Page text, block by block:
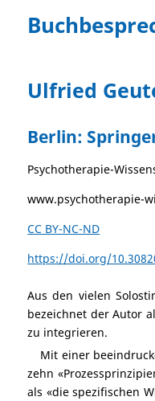
Ulfried
Berlin:
Psychotherapie-
www.psychotherapie-
CC BY-NC-ND
https://doi.org/
Aus den vielen
bezeichnet der Autor
zu integrieren.
Mit einer
zehn
als «die spezifischen